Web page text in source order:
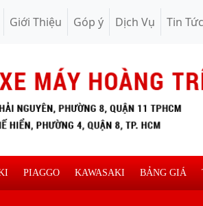
Giới Thiệu Góp ý Dịch Vụ Tin Tức
PIAGGO KAWASAKI BẢNG GIÁ